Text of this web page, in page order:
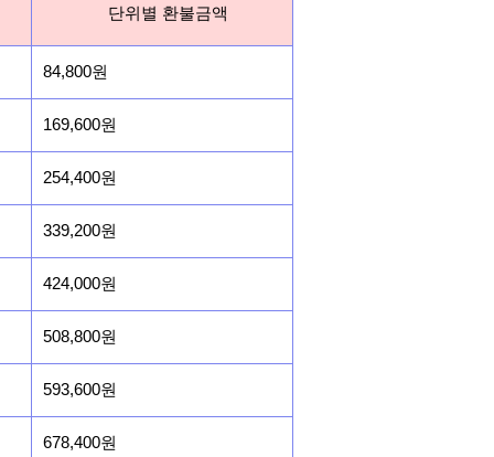
단위별 환불금액
84,800원
169,600원
254,400원
339,200원
424,000원
508,800원
593,600원
678,400원